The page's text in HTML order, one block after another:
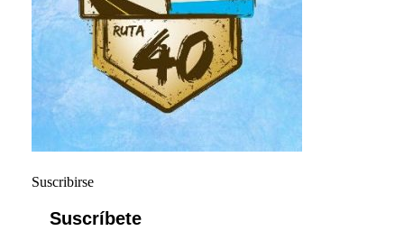
Suscribirse
Suscríbete